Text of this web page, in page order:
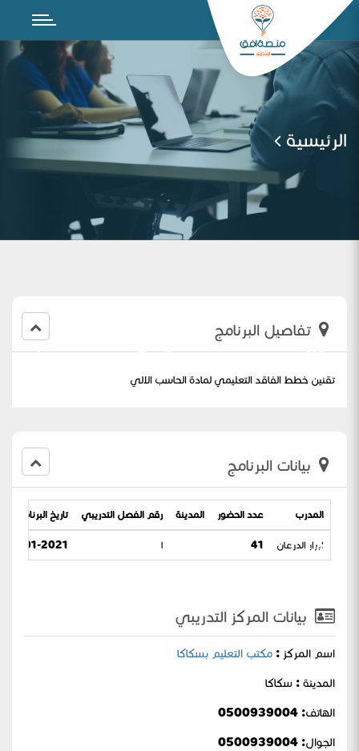
الرئيسية
تقنين خطط الفاقد التعليمي لمادة الحاسب
الالي
تفاصيل البرنامج
تقنين خطط الفاقد التعليمي لمادة الحاسب الالي
بيانات البرنامج
المدرب عدد الحضور المدينة رقم الفصل التدريبي تاريخ البرنامج
ابرار الدرعان 41 ١ 27-01-2021 / 13-06-1442
بيانات المركز التدريبي
اسم المركز : مكتب التعليم بسكاكا
المدينة : سكاكا
الهاتف: 0500939004
الجوال: